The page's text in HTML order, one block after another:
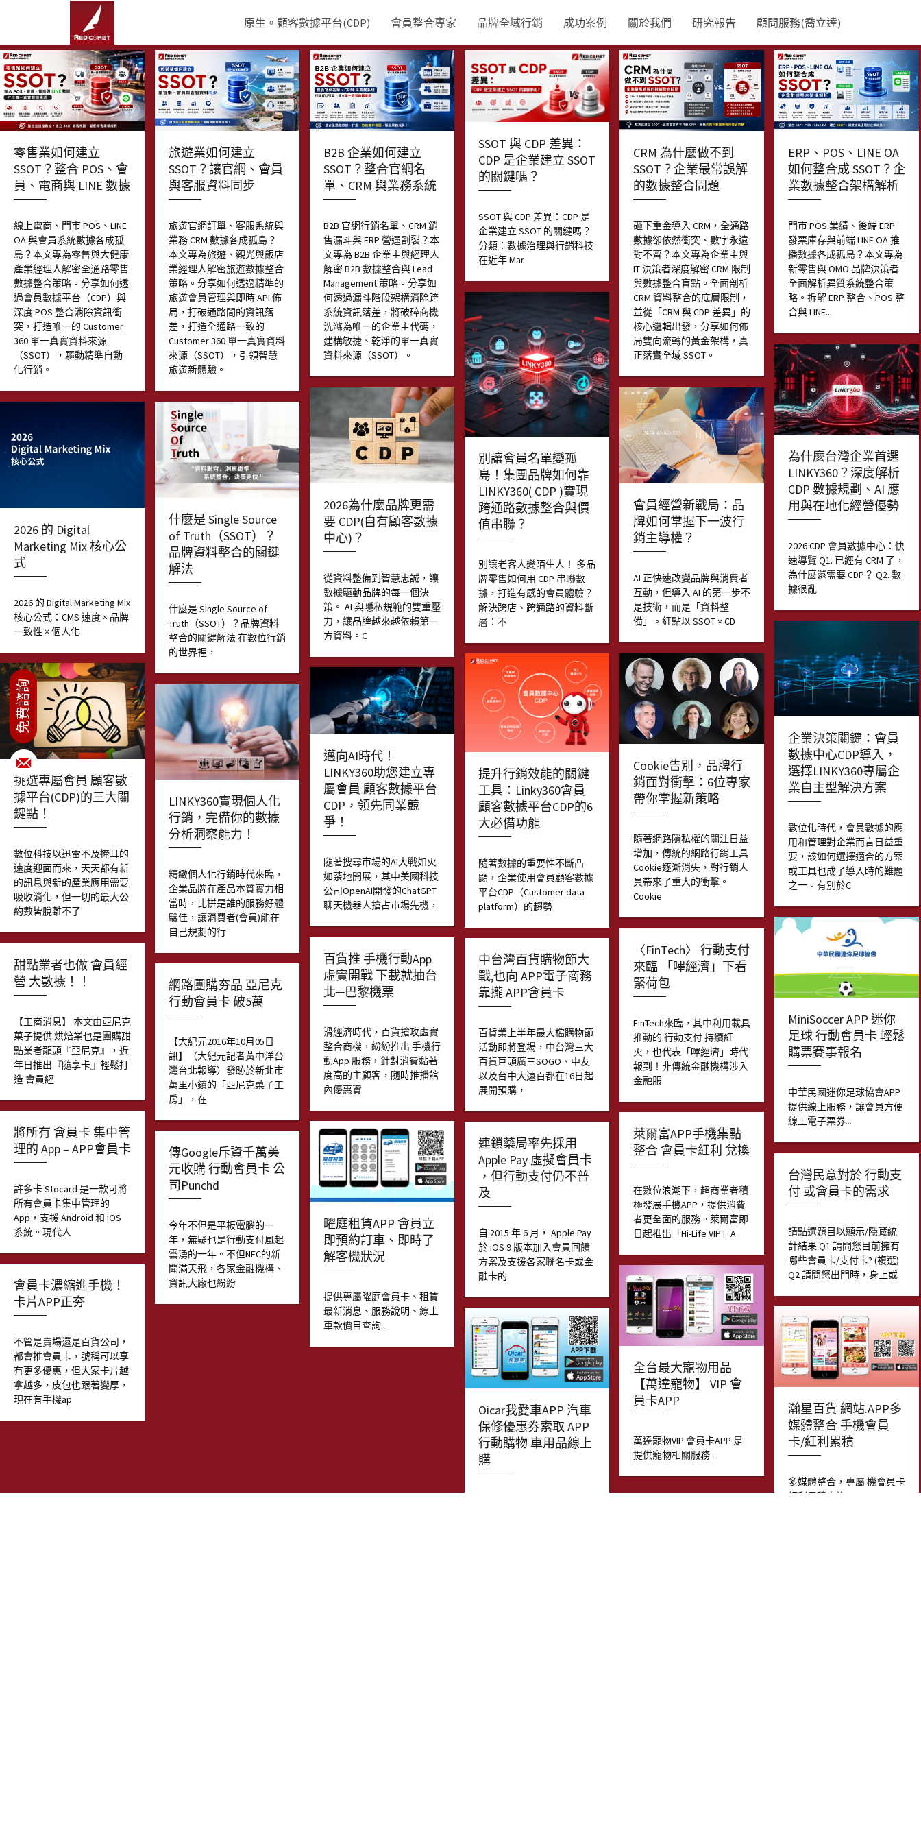
原生。顧客數據平台(CDP) 會員整合專家 品牌全域行銷 成功案例 關於我們 研究報告 顧問服務(喬立達)
零售業如何建立
SSOT？整合 POS、會
員、電商與 LINE 數據
線上電商、門市 POS、LINE
OA 與會員系統數據各成孤
島？本文專為零售與大健康
產業經理人解密全通路零售
數據整合策略。分享如何透
過會員數據平台（CDP）與
深度 POS 整合消除資訊衝
突，打造唯一的 Customer
360 單一真實資料來源
（SSOT），驅動精準自動
化行銷。
旅遊業如何建立
SSOT？讓官網、會員
與客服資料同步
旅遊官網訂單、客服系統與
業務 CRM 數據各成孤島？
本文專為旅遊、觀光與飯店
業經理人解密旅遊數據整合
策略。分享如何透過精準的
旅遊會員管理與即時 API 佈
局，打破通路間的資訊落
差，打造全通路一致的
Customer 360 單一真實資料
來源（SSOT），引領智慧
旅遊新體驗。
B2B 企業如何建立
SSOT？整合官網名
單、CRM 與業務系統
B2B 官網行銷名單、CRM 銷
售漏斗與 ERP 營運割裂？本
文專為 B2B 企業主與經理人
解密 B2B 數據整合與 Lead
Management 策略。分享如
何透過漏斗階段架構消除跨
系統資訊落差，將破碎商機
洗滌為唯一的企業主代碼，
建構敏捷、乾淨的單一真實
資料來源（SSOT）。
SSOT 與 CDP 差異：
CDP 是企業建立 SSOT
的關鍵嗎？
SSOT 與 CDP 差異：CDP 是
企業建立 SSOT 的關鍵嗎？
分類：數據治理與行銷科技
在近年 Mar
CRM 為什麼做不到
SSOT？企業最常誤解
的數據整合問題
砸下重金導入 CRM，全通路
數據卻依然衝突、數字永遠
對不齊？本文專為企業主與
IT 決策者深度解密 CRM 限制
與數據整合盲點。全面剖析
CRM 資料整合的底層限制，
並從「CRM 與 CDP 差異」的
核心邏輯出發，分享如何佈
局雙向流轉的黃金架構，真
正落實全域 SSOT。
ERP、POS、LINE OA
如何整合成 SSOT？企
業數據整合架構解析
門市 POS 業績、後端 ERP
發票庫存與前端 LINE OA 推
播數據各成孤島？本文專為
新零售與 OMO 品牌決策者
全面解析異質系統整合策
略。拆解 ERP 整合、POS 整
合與 LINE...
別讓會員名單變孤
島！集團品牌如何靠
LINKY360( CDP )實現
跨通路數據整合與價
值串聯？
別讓老客人變陌生人！ 多品
牌零售如何用 CDP 串聯數
據，打造有感的會員體驗？
解決跨店、跨通路的資料斷
層：不
為什麼台灣企業首選
LINKY360？深度解析
CDP 數據規劃、AI 應
用與在地化經營優勢
2026 CDP 會員數據中心：快
速導覽 Q1. 已經有 CRM 了，
為什麼還需要 CDP？ Q2. 數
據很亂
2026為什麼品牌更需
要 CDP(自有顧客數據
中心)？
從資料整備到智慧忠誠，讓
數據驅動品牌的每一個決
策。 AI 與隱私規範的雙重壓
力，讓品牌越來越依賴第一
方資料。C
會員經營新戰局：品
牌如何掌握下一波行
銷主導權？
AI 正快速改變品牌與消費者
互動，但導入 AI 的第一步不
是技術，而是「資料整
備」。紅點以 SSOT × CD
2026 的 Digital
Marketing Mix 核心公
式
2026 的 Digital Marketing Mix
核心公式：CMS 速度 × 品牌
一致性 × 個人化
什麼是 Single Source
of Truth（SSOT）？
品牌資料整合的關鍵
解法
什麼是 Single Source of
Truth（SSOT）？品牌資料
整合的關鍵解法 在數位行銷
的世界裡，
企業決策關鍵：會員
數據中心CDP導入，
選擇LINKY360專屬企
業自主型解決方案
數位化時代，會員數據的應
用和管理對企業而言日益重
要，該如何選擇適合的方案
或工具也成了導入時的難題
之一。有別於C
Cookie告別，品牌行
銷面對衝擊：6位專家
帶你掌握新策略
隨著網路隱私權的關注日益
增加，傳統的網路行銷工具
Cookie逐漸消失，對行銷人
員帶來了重大的衝擊。
Cookie
提升行銷效能的關鍵
工具：Linky360會員
顧客數據平台CDP的6
大必備功能
隨著數據的重要性不斷凸
顯，企業使用會員顧客數據
平台CDP（Customer data
platform）的趨勢
挑選專屬會員 顧客數
據平台(CDP)的三大關
鍵點！
數位科技以迅雷不及掩耳的
速度迎面而來，天天都有新
的訊息與新的產業應用需要
吸收消化，但一切的最大公
約數皆脫離不了
邁向AI時代！
LINKY360助您建立專
屬會員 顧客數據平台
CDP，領先同業競
爭！
隨著搜尋市場的AI大戰如火
如荼地開展，其中美國科技
公司OpenAI開發的ChatGPT
聊天機器人搶占市場先機，
LINKY360實現個人化
行銷，完備你的數據
分析洞察能力！
精緻個人化行銷時代來臨，
企業品牌在產品本質實力相
當時，比拼是誰的服務好體
驗佳，讓消費者(會員)能在
自己規劃的行
MiniSoccer APP 迷你
足球 行動會員卡 輕鬆
購票賽事報名
中華民國迷你足球協會APP
提供線上服務，讓會員方便
線上電子票券...
〈FinTech〉 行動支付
來臨 「嗶經濟」下看
緊荷包
FinTech來臨，其中利用載具
推動的 行動支付 持續紅
火，也代表「嗶經濟」時代
報到！非傳統金融機構涉入
金融服
百貨推 手機行動App
虛實開戰 下載就抽台
北─巴黎機票
滑經濟時代，百貨搶攻虛實
整合商機，紛紛推出 手機行
動App 服務，針對消費黏著
度高的主顧客，隨時推播館
內優惠資
中台灣百貨購物節大
戰,也向 APP電子商務
靠攏 APP會員卡
百貨業上半年最大檔購物節
活動即將登場，中台灣三大
百貨巨頭廣三SOGO、中友
以及台中大遠百都在16日起
展開預購，
甜點業者也做 會員經
營 大數據！！
【工商消息】 本文由亞尼克
菓子提供 烘焙業也是團購甜
點業者龍頭『亞尼克』，近
年日推出『隨享卡』輕鬆打
造 會員經
網路團購夯品 亞尼克
行動會員卡 破5萬
【大紀元2016年10月05日
訊】（大紀元記者黃中洋台
灣台北報導）發跡於新北市
萬里小鎮的「亞尼克菓子工
房」，在
將所有 會員卡 集中管
理的 App – APP會員卡
許多卡 Stocard 是一款可將
所有會員卡集中管理的
App，支援 Android 和 iOS
系統。現代人
萊爾富APP手機集點
整合 會員卡紅利 兌換
在數位浪潮下，超商業者積
極發展手機APP，提供消費
者更全面的服務。萊爾富即
日起推出「Hi-Life VIP」A
曜庭租賃APP 會員立
即預約訂車、即時了
解客機狀況
提供專屬曜庭會員卡、租賃
最新消息、服務說明、線上
車款價目查詢...
連鎖藥局率先採用
Apple Pay 虛擬會員卡
，但行動支付仍不普
及
自 2015 年 6 月， Apple Pay
於 iOS 9 版本加入會員回饋
方案及支援各家聯名卡或金
融卡的
傳Google斥資千萬美
元收購 行動會員卡 公
司Punchd
今年不但是平板電腦的一
年，無疑也是行動支付風起
雲湧的一年。不但NFC的新
聞滿天飛，各家金融機構、
資訊大廠也紛紛
台灣民意對於 行動支
付 或會員卡的需求
請點選題目以顯示/隱藏統
計結果 Q1 請問您目前擁有
哪些會員卡/支付卡? (複選)
Q2 請問您出門時，身上或
會員卡濃縮進手機！
卡片APP正夯
不管是賣場還是百貨公司，
都會推會員卡，號稱可以享
有更多優惠，但大家卡片越
拿越多，皮包也跟著變厚，
現在有手機ap
全台最大寵物用品
【萬達寵物】 VIP 會
員卡APP
萬達寵物VIP 會員卡APP 是
提供寵物相關服務...
瀚星百貨 網站.APP多
媒體整合 手機會員
卡/紅利累積
多媒體整合，專屬 機會員卡
紅利累積查詢...
Oicar我愛車APP 汽車
保修優惠券索取 APP
行動購物 車用品線上
購